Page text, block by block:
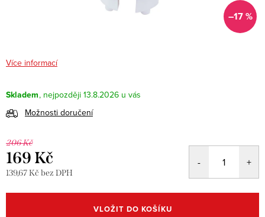
–17 %
Více informací
Skladem
13.8.2026
Možnosti doručení
206 Kč
169 Kč
139,67 Kč bez DPH
cena:
VLOŽIT DO KOŠÍKU